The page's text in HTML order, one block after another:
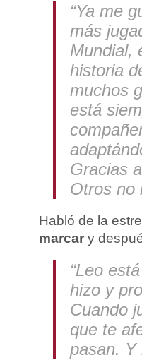
“Ya me
más
Mundial,
historia
muchos
está
Gracias
Otros no
Habló de la
marcar y
“Leo
hizo y
Cuando
que te
pasan. Y